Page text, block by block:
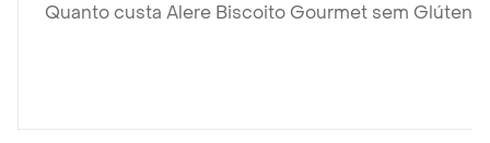
Quanto custa Alere Biscoito Gourmet sem Glúten